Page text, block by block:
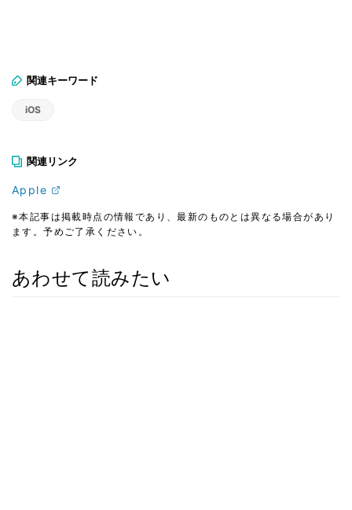
関連キーワード
iOS
関連リンク
Apple
※本記事は掲載時点の情報であり、最新のものとは異なる場合があり
ます。予めご了承ください。
あわせて読みたい